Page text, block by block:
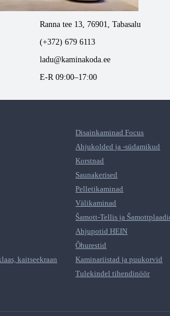
Tabasalus kamina ladu
Ranna tee 13, 76901, Tabasalu
(+372) 679 6113
ladu@kaminakoda.ee
E-R 09:00–17:00
Disainkaminad Focus
Ahjukolded ja -südamikud
Korstnad
Saunakerised
Pelletikaminad
Välikaminad
Šamott-Tellis ja
Ahjupotid HEIN
Õhurestid
kaitseekraan Kaminariistad ja puukorvid
Tulekindel tihendinöör